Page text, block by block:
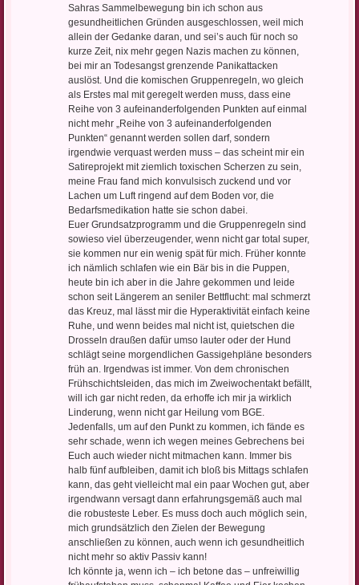
Sahras Sammelbewegung bin ich schon aus
gesundheitlichen Gründen ausgeschlossen, weil mich
allein der Gedanke daran, und sei’s auch für noch so
kurze Zeit, nix mehr gegen Nazis machen zu können,
bei mir an Todesangst grenzende Panikattacken
auslöst. Und die komischen Gruppenregeln, wo gleich
als Erstes mal mit geregelt werden muss, dass eine
Reihe von 3 aufeinanderfolgenden Punkten auf einmal
nicht mehr „Reihe von 3 aufeinanderfolgenden
Punkten“ genannt werden sollen darf, sondern
irgendwie verquast werden muss – das scheint mir ein
Satireprojekt mit ziemlich toxischen Scherzen zu sein,
meine Frau fand mich konvulsisch zuckend und vor
Lachen um Luft ringend auf dem Boden vor, die
Bedarfsmedikation hatte sie schon dabei.
Euer Grundsatzprogramm und die Gruppenregeln sind
sowieso viel überzeugender, wenn nicht gar total super,
sie kommen nur ein wenig spät für mich. Früher konnte
ich nämlich schlafen wie ein Bär bis in die Puppen,
heute bin ich aber in die Jahre gekommen und leide
schon seit Längerem an seniler Bettflucht: mal schmerzt
das Kreuz, mal lässt mir die Hyperaktivität einfach keine
Ruhe, und wenn beides mal nicht ist, quietschen die
Drosseln draußen dafür umso lauter oder der Hund
schlägt seine morgendlichen Gassigehpläne besonders
früh an. Irgendwas ist immer. Von dem chronischen
Frühschichtsleiden, das mich im Zweiwochentakt befällt,
will ich gar nicht reden, da erhoffe ich mir ja wirklich
Linderung, wenn nicht gar Heilung vom BGE.
Jedenfalls, um auf den Punkt zu kommen, ich fände es
sehr schade, wenn ich wegen meines Gebrechens bei
Euch auch wieder nicht mitmachen kann. Immer bis
halb fünf aufbleiben, damit ich bloß bis Mittags schlafen
kann, das geht vielleicht mal ein paar Wochen gut, aber
irgendwann versagt dann erfahrungsgemäß auch mal
die robusteste Leber. Es muss doch auch möglich sein,
mich grundsätzlich den Zielen der Bewegung
anschließen zu können, auch wenn ich gesundheitlich
nicht mehr so aktiv Passiv kann!
Ich könnte ja, wenn ich – ich betone das – unfreiwillig